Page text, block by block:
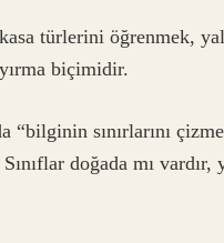
türlerini öğrenmek,
biçimidir.
“bilginin sınırlarını
doğada mı